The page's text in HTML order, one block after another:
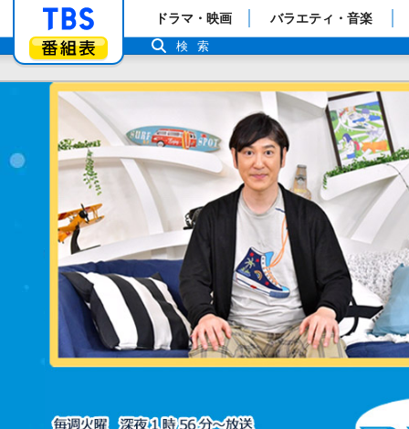
「TBSテレビ」トップページ
番組表
ドラマ・映画 バラエティ・音楽
検索